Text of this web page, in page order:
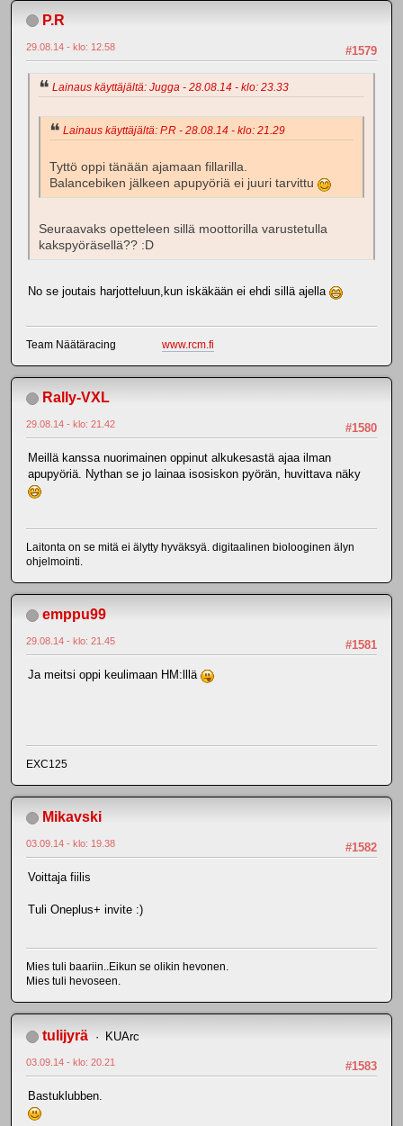
P.R
#1579
29.08.14 - klo: 12.58
Lainaus käyttäjältä: Jugga - 28.08.14 - klo: 23.33
Lainaus käyttäjältä: P.R - 28.08.14 - klo: 21.29
Tyttö oppi tänään ajamaan fillarilla.
Balancebiken jälkeen apupyöriä ei juuri tarvittu
Seuraavaks opetteleen sillä moottorilla varustetulla
kakspyöräsellä?? :D
No se joutais harjotteluun,kun iskäkään ei ehdi sillä ajella
Team Näätäracing www.rcm.fi
Rally-VXL
#1580
29.08.14 - klo: 21.42
Meillä kanssa nuorimainen oppinut alkukesastä ajaa ilman
apupyöriä. Nythan se jo lainaa isosiskon pyörän, huvittava näky
Laitonta on se mitä ei älytty hyväksyä. digitaalinen biolooginen älyn
ohjelmointi.
emppu99
#1581
29.08.14 - klo: 21.45
Ja meitsi oppi keulimaan HM:lllä
EXC125
Mikavski
#1582
03.09.14 - klo: 19.38
Voittaja fiilis
Tuli Oneplus+ invite :)
Mies tuli baariin..Eikun se olikin hevonen.
Mies tuli hevoseen.
tulijyrä KUArc
#1583
03.09.14 - klo: 20.21
Bastuklubben.